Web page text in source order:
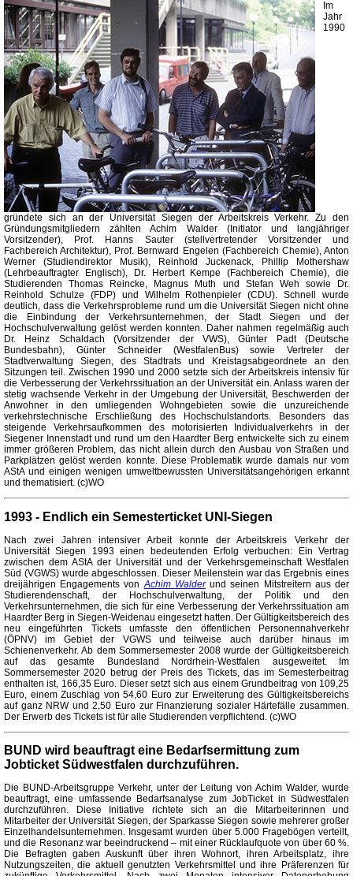
Im
Jahr
1990
gründete sich an der Universität Siegen der Arbeitskreis Verkehr. Zu den
Gründungsmitgliedern zählten Achim Walder (Initiator und langjähriger
Vorsitzender), Prof. Hanns Sauter (stellvertretender Vorsitzender und
Fachbereich Architektur), Prof. Bernward Engelen (Fachbereich Chemie), Anton
Werner (Studiendirektor Musik), Reinhold Juckenack, Phillip Mothershaw
(Lehrbeauftragter Englisch), Dr. Herbert Kempe (Fachbereich Chemie), die
Studierenden Thomas Reincke, Magnus Muth und Stefan Weh sowie Dr.
Reinhold Schulze (FDP) und Wilhelm Rothenpieler (CDU). Schnell wurde
deutlich, dass die Verkehrsprobleme rund um die Universität Siegen nicht ohne
die Einbindung der Verkehrsunternehmen, der Stadt Siegen und der
Hochschulverwaltung gelöst werden konnten. Daher nahmen regelmäßig auch
Dr. Heinz Schaldach (Vorsitzender der VWS), Günter Padt (Deutsche
Bundesbahn), Günter Schneider (WestfalenBus) sowie Vertreter der
Stadtverwaltung Siegen, des Stadtrats und Kreistagsabgeordnete an den
Sitzungen teil. Zwischen 1990 und 2000 setzte sich der Arbeitskreis intensiv für
die Verbesserung der Verkehrssituation an der Universität ein. Anlass waren der
stetig wachsende Verkehr in der Umgebung der Universität, Beschwerden der
Anwohner in den umliegenden Wohngebieten sowie die unzureichende
verkehrstechnische Erschließung des Hochschulstandorts. Besonders das
steigende Verkehrsaufkommen des motorisierten Individualverkehrs in der
Siegener Innenstadt und rund um den Haardter Berg entwickelte sich zu einem
immer größeren Problem, das nicht allein durch den Ausbau von Straßen und
Parkplätzen gelöst werden konnte. Diese Problematik wurde damals nur vom
AStA und einigen wenigen umweltbewussten Universitätsangehörigen erkannt
und thematisiert. (c)WO
1993 - Endlich ein Semesterticket UNI-Siegen
Nach zwei Jahren intensiver Arbeit konnte der Arbeitskreis Verkehr der
Universität Siegen 1993 einen bedeutenden Erfolg verbuchen: Ein Vertrag
zwischen dem AStA der Universität und der Verkehrsgemeinschaft Westfalen
Süd (VGWS) wurde abgeschlossen. Dieser Meilenstein war das Ergebnis eines
dreijährigen Engagements vonAchim Walderund seinen Mitstreitern aus der
Studierendenschaft, der Hochschulverwaltung, der Politik und den
Verkehrsunternehmen, die sich für eine Verbesserung der Verkehrssituation am
Haardter Berg in Siegen-Weidenau eingesetzt hatten. Der Gültigkeitsbereich des
neu eingeführten Tickets umfasste den öffentlichen Personennahverkehr
(ÖPNV) im Gebiet der VGWS und teilweise auch darüber hinaus im
Schienenverkehr. Ab dem Sommersemester 2008 wurde der Gültigkeitsbereich
auf das gesamte Bundesland Nordrhein-Westfalen ausgeweitet. Im
Sommersemester 2020 betrug der Preis des Tickets, das im Semesterbeitrag
enthalten ist, 166,35 Euro. Dieser setzt sich aus einem Grundbeitrag von 109,25
Euro, einem Zuschlag von 54,60 Euro zur Erweiterung des Gültigkeitsbereichs
auf ganz NRW und 2,50 Euro zur Finanzierung sozialer Härtefälle zusammen.
Der Erwerb des Tickets ist für alle Studierenden verpflichtend. (c)WO
BUND wird beauftragt eine Bedarfsermittung zum
Jobticket Südwestfalen durchzuführen.
Die BUND-Arbeitsgruppe Verkehr, unter der Leitung von Achim Walder, wurde
beauftragt, eine umfassende Bedarfsanalyse zum JobTicket in Südwestfalen
durchzuführen. Diese Initiative richtete sich an die Mitarbeiterinnen und
Mitarbeiter der Universität Siegen, der Sparkasse Siegen sowie mehrerer großer
Einzelhandelsunternehmen. Insgesamt wurden über 5.000 Fragebögen verteilt,
und die Resonanz war beeindruckend – mit einer Rücklaufquote von über 60 %.
Die Befragten gaben Auskunft über ihren Wohnort, ihren Arbeitsplatz, ihre
Nutzungszeiten, die aktuell genutzten Verkehrsmittel und ihre Präferenzen für